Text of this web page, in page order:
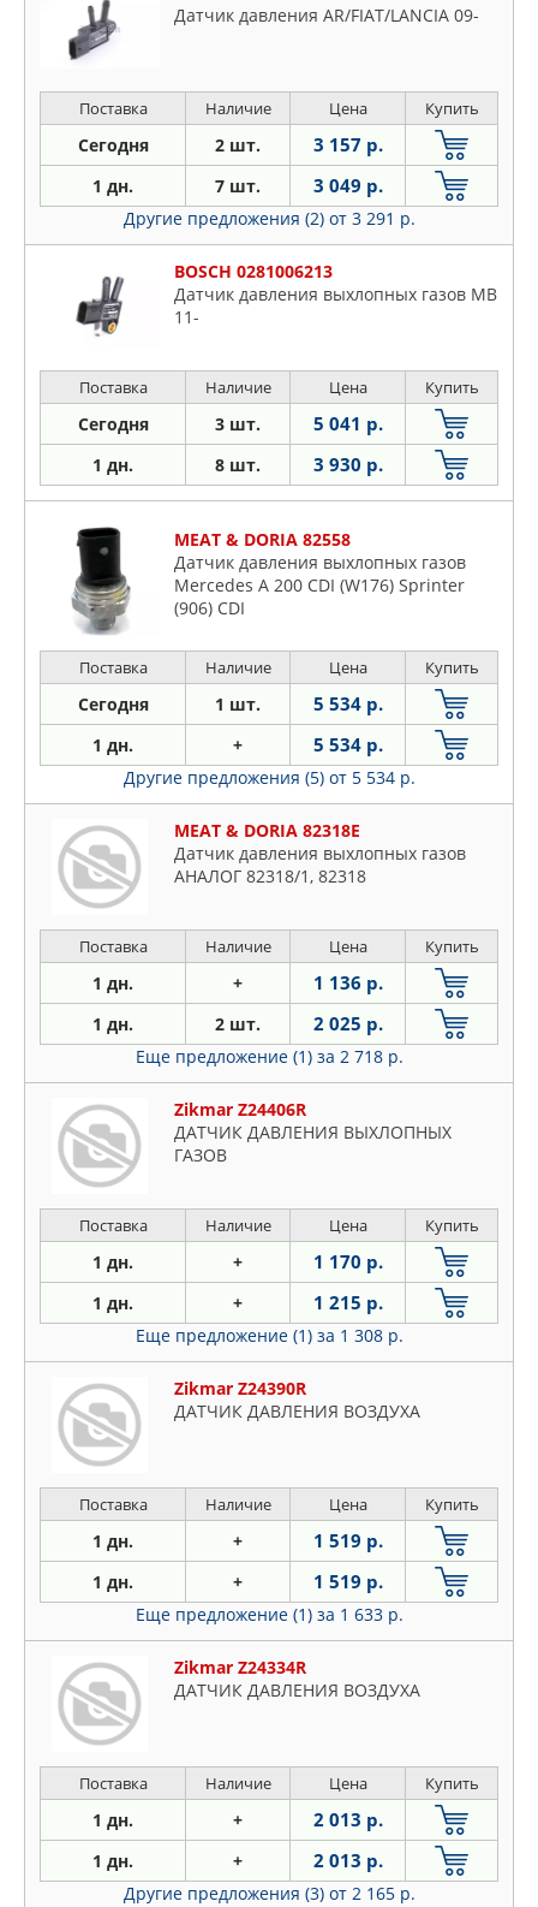
Датчик давления AR/FIAT/LANCIA 09-
Поставка Наличие Цена Купить
Сегодня 2 шт. 3 157 р.
1 дн. 7 шт. 3 049 р.
Другие предложения (2) от 3 291 р.
BOSCH 0281006213
Датчик давления выхлопных газов MB
11-
Поставка Наличие Цена Купить
Сегодня 3 шт. 5 041 р.
1 дн. 8 шт. 3 930 р.
MEAT & DORIA 82558
Датчик давления выхлопных газов
Mercedes A 200 CDI (W176) Sprinter
(906) CDI
Поставка Наличие Цена Купить
Сегодня 1 шт. 5 534 р.
1 дн. + 5 534 р.
Другие предложения (5) от 5 534 р.
MEAT & DORIA 82318E
Датчик давления выхлопных газов
АНАЛОГ 82318/1, 82318
Поставка Наличие Цена Купить
1 дн. + 1 136 р.
1 дн. 2 шт. 2 025 р.
Еще предложение (1) за 2 718 р.
Zikmar Z24406R
ДАТЧИК ДАВЛЕНИЯ ВЫХЛОПНЫХ
ГАЗОВ
Поставка Наличие Цена Купить
1 дн. + 1 170 р.
1 дн. + 1 215 р.
Еще предложение (1) за 1 308 р.
Zikmar Z24390R
ДАТЧИК ДАВЛЕНИЯ ВОЗДУХА
Поставка Наличие Цена Купить
1 дн. + 1 519 р.
1 дн. + 1 519 р.
Еще предложение (1) за 1 633 р.
Zikmar Z24334R
ДАТЧИК ДАВЛЕНИЯ ВОЗДУХА
Поставка Наличие Цена Купить
1 дн. + 2 013 р.
1 дн. + 2 013 р.
Другие предложения (3) от 2 165 р.